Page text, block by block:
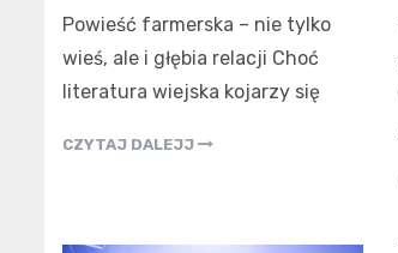
Powieść farmerska – nie tylko
wieś, ale i głębia relacji Choć
literatura wiejska kojarzy się
CZYTAJ DALEJJ